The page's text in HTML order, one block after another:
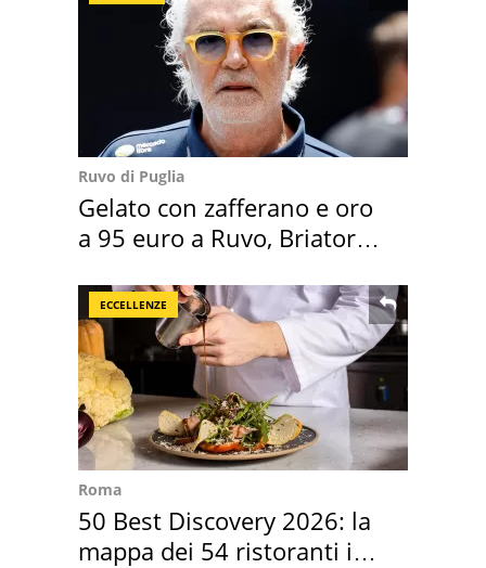
Ruvo di Puglia
Gelato con zafferano e oro
a 95 euro a Ruvo, Briatore
ECCELLENZE
Roma
50 Best Discovery 2026: la
mappa dei 54 ristoranti in